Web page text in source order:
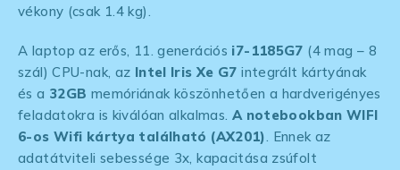
vékony (csak 1.4 kg).
A laptop az erős, 11. generációs i7-1185G7 (4 mag – 8
szál) CPU-nak, az Intel Iris Xe G7 integrált kártyának
és a 32GB memóriának köszönhetően a hardverigényes
feladatokra is kiválóan alkalmas. A notebookban WIFI
6-os Wifi kártya található (AX201). Ennek az
adatátviteli sebessége 3x, kapacitása zsúfolt